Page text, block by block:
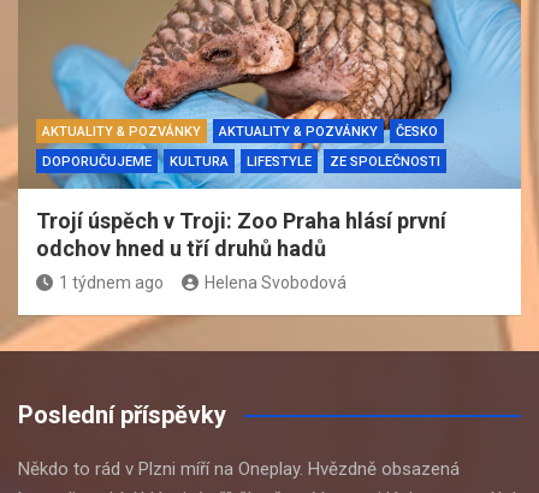
AKTUALITY & POZVÁNKY AKTUALITY & POZVÁNKY
ČESKO
DOPORUČUJEME
KULTURA LIFESTYLE ZE SPOLEČNOSTI
Trojí úspěch v Troji: Zoo Praha hlásí první
odchov hned u tří druhů hadů
1 týdnem ago Helena Svobodová
Poslední příspěvky
Někdo to rád v Plzni míří na Oneplay. Hvězdně obsazená